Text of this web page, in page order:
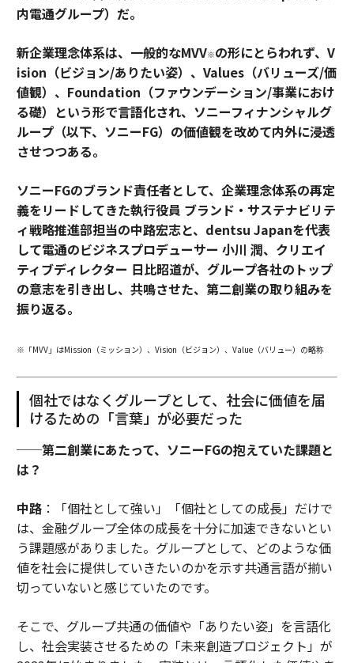
内電通グループ）だ。
新企業理念体系は、一般的なMVV※の形にとらわれず、V
ision（ビジョン/ありたい姿）、Values（バリューズ/価
値観）、Foundation（ファウンデーション/事業におけ
る礎）という形で言語化され、ソニーフィナンシャルグ
ループ（以下、ソニーFG）の価値観を改めて内外に浸透
させつつある。
ソニーFGのブランド責任者として、企業理念体系の再定
義をリードしてきた執行役員 ブランド・サステナビリテ
ィ戦略推進部担当の中路宏志と、dentsu Japanを代表
して電通のビジネスプロデューサー 小川 潤、クリエイ
ティブディレクター 日比昭道が、グループ各社のトップ
の意志を引き出し、共鳴させた、第二創業の取り組みを
振り返る。
※「MVV」はMission（ミッション）、Vision（ビジョン）、Value（バリュー）の略称
個社ではなくグループとして、社会に価値を届
けるための「言葉」が必要だった
──第二創業にあたって、ソニーFGの抱えていた課題と
は？
中路：「個社として強い」「個社としての成長」だけで
は、金融グループ全体の成長を十分に加速できないとい
う課題感がありました。グループとして、どのような価
値を社会に提供していきたいのかを示す共通言語が揃い
切っていないと感じていたのです。
そこで、グループ共通の価値や「ありたい姿」を言語化
し、社会実装させるための「未来創造プロジェクト」が